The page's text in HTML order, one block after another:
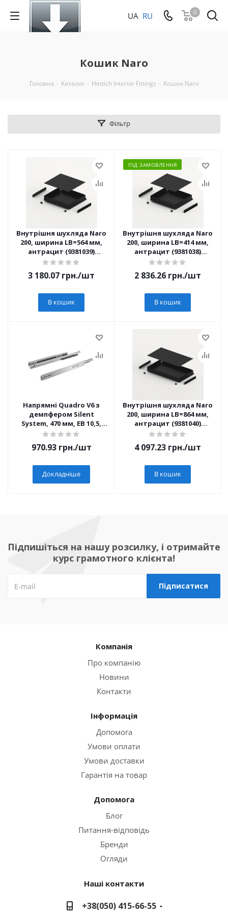
0
UA RU
Кошик Naro
Головна - Каталог - Hettich Interior Fittings - Кошик Naro
Фільтр
Внутрішня шухляда Naro
200, ширина LB=564 мм,
антрацит (9381039)
Hettich
3 180.07 грн./шт
В кошик
ПІД ЗАМОВЛЕННЯ
Внутрішня шухляда Naro
200, ширина LB=414 мм,
антрацит (9381038)
Hettich
2 836.26 грн./шт
В кошик
Напрямні Quadro V6 з
демпфером Silent
System, 470 мм, EB 10,5,
ліва і права (9307659)
970.93грн./шт
Докладніше
Внутрішня шухляда Naro
200, ширина LB=864 мм,
антрацит (9381040)
Hettich
4 097.23 грн./шт
В кошик
Підпишіться на нашу розсилку, і отримайте
курс грамотного клієнта!
Компанія
Про компанію
Новини
Контакти
Інформація
Допомога
Умови оплати
Умови доставки
Гарантія на товар
Допомога
Блог
Питання-відповідь
Бренди
Огляди
Наші контакти
+38(050) 415-66-55